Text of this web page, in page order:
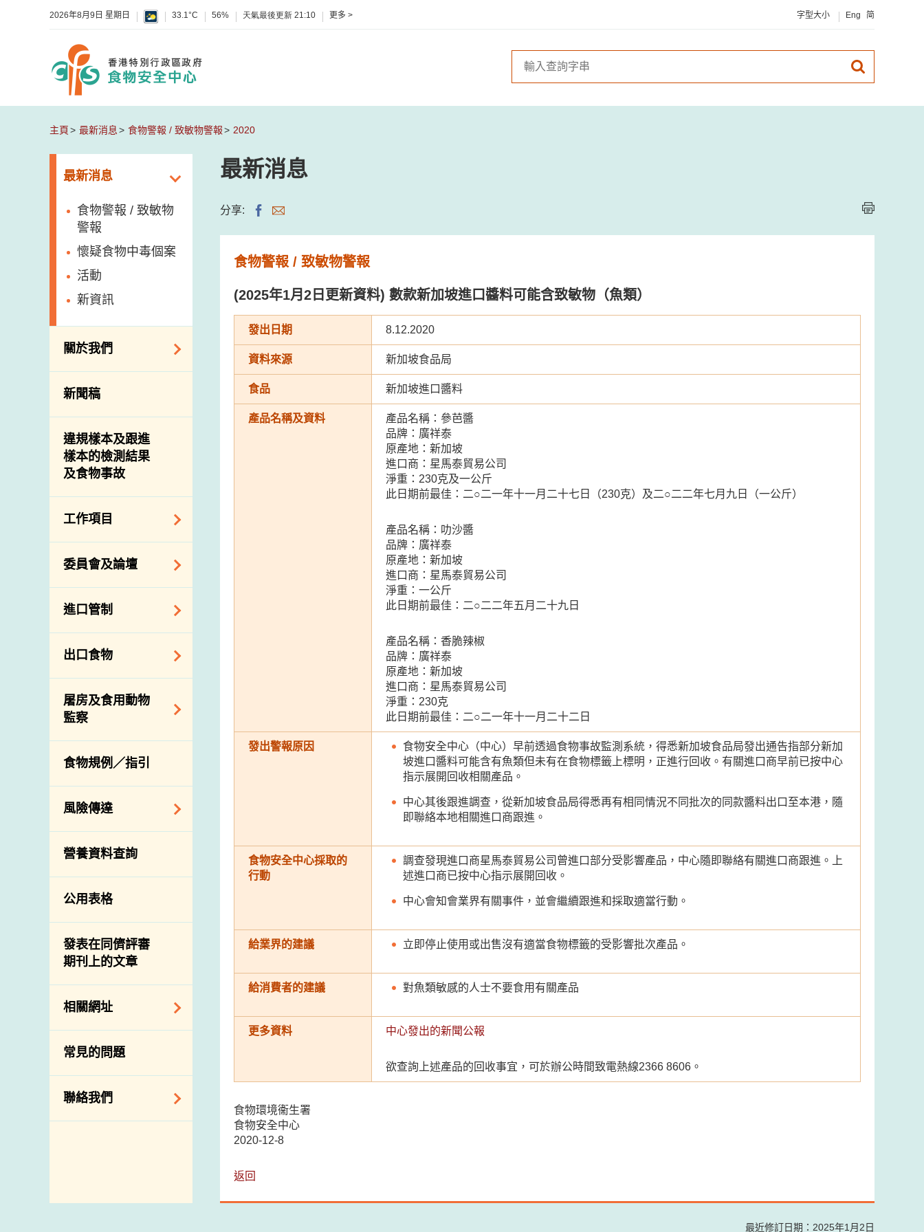
2026年8月9日 星期日 33.1°C 56% 天氣最後更新 21:10 更多 > 字型大小 Eng 简
主頁 最新消息 食物警報 / 致敏物警報 2020
最新消息
食物警報 / 致敏物
警報
懷疑食物中毒個案
活動
新資訊
關於我們
組織結構
介紹短片
新聞稿
違規樣本及跟進
樣本的檢測結果
及食物事故
工作項目
降低膳食中的鈉和
糖
食物安全重點控制
系統
基因改造食物
資料
食物安全之風險評
估
食物事故應變及管
理
食物消費量調查
總膳食研究
有機食物
高風險食物
抗菌素耐藥性
委員會及論壇
食物安全專家委員
會
消費者聯繫小組
進口管制
食物進口商和食物
分銷商登記制度
絡內地有關當局
進口食物管制
口檢驗
出口食物
出口驗證
出口食物往內地
出口商及業界的消
息
屠房及食用動物
監察
規管農業化學物及
獸醫藥物在食用動
物上的使用
屠房及疾病監測
宰前檢驗
宰後檢驗
結果
屠房及肉類檢驗
食物規例／指引
風險傳達
主題項目
項目及活動
資訊平台
下載
公開比賽
營養資料查詢
公用表格
發表在同儕評審
期刊上的文章
相關網址
相關政府部門／機
構
常見的問題
聯絡我們
最新消息
分享:
食物警報 / 致敏物警報
(2025年1月2日更新資料) 數款新加坡進口醬料可能含致敏物（魚類）
發出日期 8.12.2020
資料來源 新加坡食品局
食品 新加坡進口醬料
產品名稱及資料
產品名稱：參芭醬
品牌：廣祥泰
原產地：新加坡
進口商：星馬泰貿易公司
淨重：230克及一公斤
此日期前最佳：二○二一年十一月二十七日（230克）及二○二二年七月九日（一公斤）
產品名稱：叻沙醬
品牌：廣祥泰
原產地：新加坡
進口商：星馬泰貿易公司
淨重：一公斤
此日期前最佳：二○二二年五月二十九日
產品名稱：香脆辣椒
品牌：廣祥泰
原產地：新加坡
進口商：星馬泰貿易公司
淨重：230克
此日期前最佳：二○二一年十一月二十二日
發出警報原因
食物安全中心（中心）早前透過食物事故監測系統，得悉新加坡食品局發出通告指部分新加
坡進口醬料可能含有魚類但未有在食物標籤上標明，正進行回收。有關進口商早前已按中心
指示展開回收相關產品。
中心其後跟進調查，從新加坡食品局得悉再有相同情況不同批次的同款醬料出口至本港，隨
即聯絡本地相關進口商跟進。
食物安全中心採取的
行動
調查發現進口商星馬泰貿易公司曾進口部分受影響產品，中心隨即聯絡有關進口商跟進。上
述進口商已按中心指示展開回收。
中心會知會業界有關事件，並會繼續跟進和採取適當行動。
給業界的建議 立即停止使用或出售沒有適當食物標籤的受影響批次產品。
給消費者的建議 對魚類敏感的人士不要食用有關產品
更多資料 中心發出的新聞公報
欲查詢上述產品的回收事宜，可於辦公時間致電熱線2366 8606。
食物環境衞生署
食物安全中心
2020-12-8
返回
最近修訂日期：2025年1月2日